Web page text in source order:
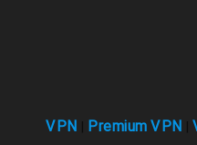
VPN Premium VPN